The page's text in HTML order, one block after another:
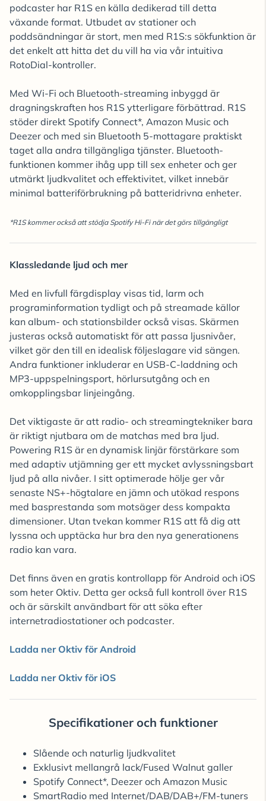
podcaster har R1S en källa dedikerad till detta
växande format. Utbudet av stationer och
poddsändningar är stort, men med R1S:s sökfunktion är
det enkelt att hitta det du vill ha via vår intuitiva
RotoDial-kontroller.
Med Wi-Fi och Bluetooth-streaming inbyggd är
dragningskraften hos R1S ytterligare förbättrad. R1S
stöder direkt Spotify Connect*, Amazon Music och
Deezer och med sin Bluetooth 5-mottagare praktiskt
taget alla andra tillgängliga tjänster. Bluetooth-
funktionen kommer ihåg upp till sex enheter och ger
utmärkt ljudkvalitet och effektivitet, vilket innebär
minimal batteriförbrukning på batteridrivna enheter.
*R1S kommer också att stödja Spotify Hi-Fi när det görs tillgängligt
Klassledande ljud och mer
Med en livfull färgdisplay visas tid, larm och
programinformation tydligt och på streamade källor
kan album- och stationsbilder också visas. Skärmen
justeras också automatiskt för att passa ljusnivåer,
vilket gör den till en idealisk följeslagare vid sängen.
Andra funktioner inkluderar en USB-C-laddning och
MP3-uppspelningsport, hörlursutgång och en
omkopplingsbar linjeingång.
Det viktigaste är att radio- och streamingtekniker bara
är riktigt njutbara om de matchas med bra ljud.
Powering R1S är en dynamisk linjär förstärkare som
med adaptiv utjämning ger ett mycket avlyssningsbart
ljud på alla nivåer. I sitt optimerade hölje ger vår
senaste NS+-högtalare en jämn och utökad respons
med basprestanda som motsäger dess kompakta
dimensioner. Utan tvekan kommer R1S att få dig att
lyssna och upptäcka hur bra den nya generationens
radio kan vara.
Det finns även en gratis kontrollapp för Android och iOS
som heter Oktiv. Detta ger också full kontroll över R1S
och är särskilt användbart för att söka efter
internetradiostationer och podcaster.
Ladda ner Oktiv för Android
Ladda ner Oktiv för iOS
Specifikationer och funktioner
Slående och naturlig ljudkvalitet
Exklusivt mellangrå lack/Fused Walnut galler
Spotify Connect*, Deezer och Amazon Music
SmartRadio med Internet/DAB/DAB+/FM-tuners